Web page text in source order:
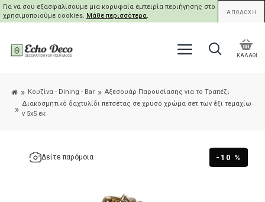
Για να σου εξασφαλίσουμε μια κορυφαία εμπειρία περιήγησης στο site μας,
χρησιμοποιούμε cookies. Μάθε περισσότερα. ΑΠΟΔΟΧΗ
ΚΑΛΑΘΙ
Κουζίνα - Dining - Bar
Αξεσουάρ Παρουσίασης για το Τραπέζι
Διακοσμητικό δαχτυλίδι πετσέτας σε χρυσό χρώμα σετ των έξι τεμαχίω
ν 5x5 εκ
-10 %
Δείτε παρόμοια